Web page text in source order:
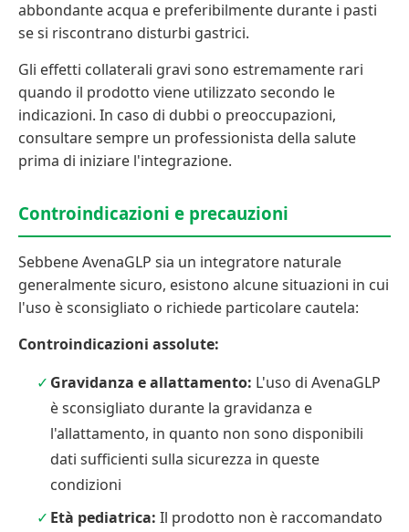
abbondante acqua e preferibilmente durante i pasti
se si riscontrano disturbi gastrici.
Gli effetti collaterali gravi sono estremamente rari
quando il prodotto viene utilizzato secondo le
indicazioni. In caso di dubbi o preoccupazioni,
consultare sempre un professionista della salute
prima di iniziare l'integrazione.
Controindicazioni e precauzioni
Sebbene AvenaGLP sia un integratore naturale
generalmente sicuro, esistono alcune situazioni in cui
l'uso è sconsigliato o richiede particolare cautela:
Controindicazioni assolute:
Gravidanza e allattamento: L'uso di AvenaGLP
è sconsigliato durante la gravidanza e
l'allattamento, in quanto non sono disponibili
dati sufficienti sulla sicurezza in queste
condizioni
Età pediatrica: Il prodotto non è raccomandato